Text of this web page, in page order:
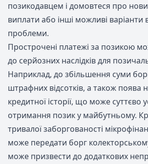
позикодавцем і домовтеся про
виплати або інші можливі варіанти
проблеми.
Прострочені платежі за позикою
до серйозних наслідків для
Наприклад, до збільшення суми
штрафних відсотків, а також поява
кредитної історії, що може суттєво
отримання позик у майбутньому.
тривалої заборгованості
може передати борг
може призвести до додаткових